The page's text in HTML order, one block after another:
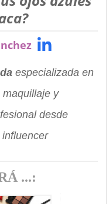
especializada en
y
desde
...: